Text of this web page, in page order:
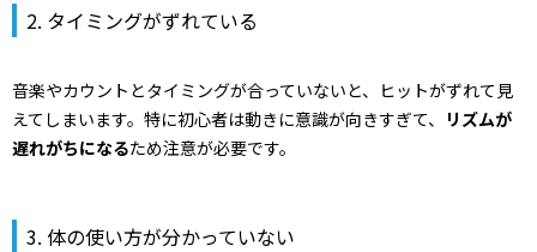
2. タイミングがずれている
音楽やカウントとタイミングが合っていないと、ヒットがずれて見
えてしまいます。特に初心者は動きに意識が向きすぎて、
リズムが
遅れがちになるため注意が必要です。
3. 体の使い方が分かっていない